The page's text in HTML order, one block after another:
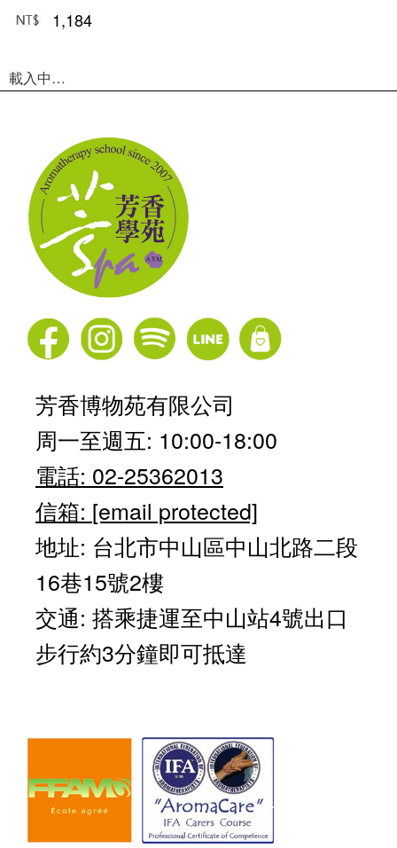
NT﹕
1,184
載入中…
芳香博物苑有限公司
周一至週五: 10:00-18:00
電話: 02-25362013
信箱: [email protected]
地址: 台北市中山區中山北路二段
16巷15號2樓
交通: 搭乘捷運至中山站4號出口
步行約3分鐘即可抵達